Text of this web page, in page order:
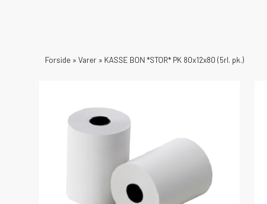
Forside » Varer » KASSE BON *STOR* PK 80x12x80 (5rl. pk.)